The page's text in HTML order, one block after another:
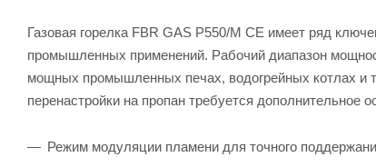
Газовая горелка FBR GAS P550/M CE имеет ряд
промышленных применений. Рабочий диапазон
мощных промышленных печах, водогрейных котлах и
перенастройки на пропан требуется дополнительное
Режим модуляции пламени для точного